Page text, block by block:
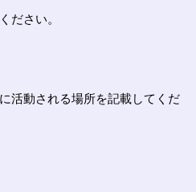
ださい。
活動される場所を記載してくだ